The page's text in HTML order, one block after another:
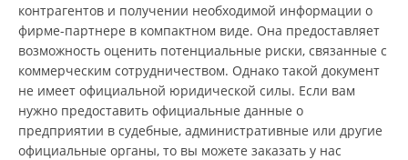
контрагентов и получении необходимой информации о
фирме-партнере в компактном виде. Она предоставляет
возможность оценить потенциальные риски, связанные с
коммерческим сотрудничеством. Однако такой документ
не имеет официальной юридической силы. Если вам
нужно предоставить официальные данные о
предприятии в судебные, административные или другие
официальные органы, то вы можете заказать у нас